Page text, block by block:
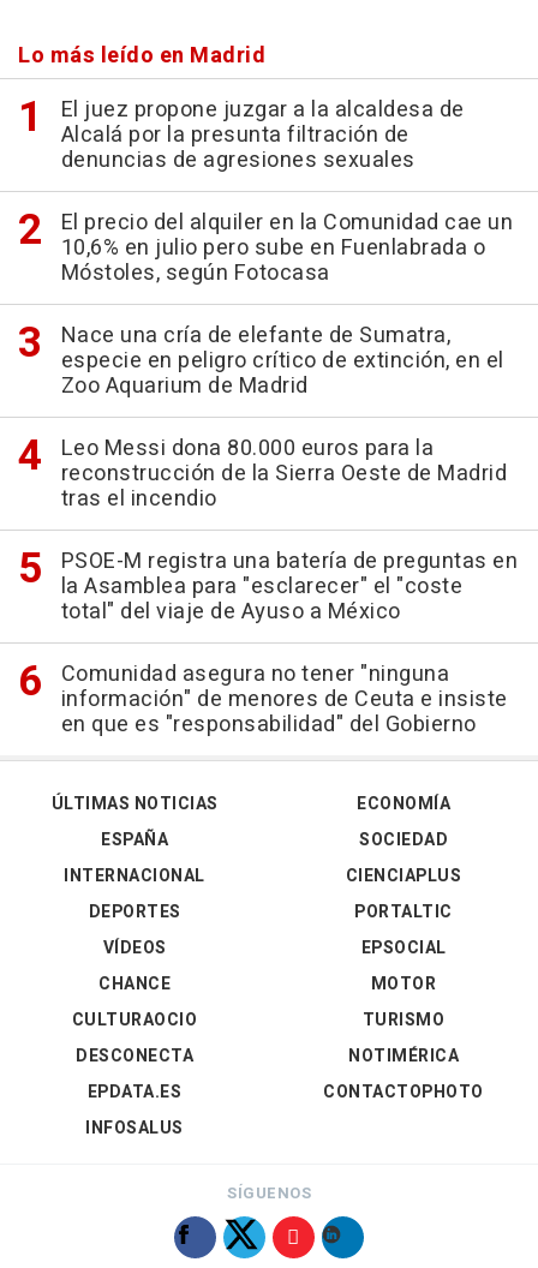
Lo más leído en Madrid
El juez propone juzgar a la alcaldesa de
Alcalá por la presunta filtración de
denuncias de agresiones sexuales
El precio del alquiler en la Comunidad cae un
10,6% en julio pero sube en Fuenlabrada o
Móstoles, según Fotocasa
Nace una cría de elefante de Sumatra,
especie en peligro crítico de extinción, en el
Zoo Aquarium de Madrid
Leo Messi dona 80.000 euros para la
reconstrucción de la Sierra Oeste de Madrid
tras el incendio
PSOE-M registra una batería de preguntas en
la Asamblea para "esclarecer" el "coste
total" del viaje de Ayuso a México
Comunidad asegura no tener "ninguna
información" de menores de Ceuta e insiste
en que es "responsabilidad" del Gobierno
ÚLTIMAS NOTICIAS
ESPAÑA
INTERNACIONAL
DEPORTES
VÍDEOS
ECONOMÍA
SOCIEDAD
CIENCIAPLUS
PORTALTIC
EPSOCIAL
CHANCE
CULTURAOCIO
DESCONECTA
EPDATA.ES
INFOSALUS
MOTOR
TURISMO
NOTIMÉRICA
CONTACTOPHOTO
SÍGUENOS